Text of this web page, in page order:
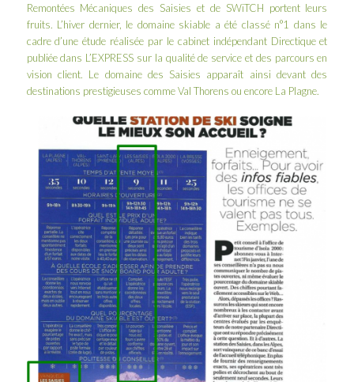
Remontées Mécaniques des Saisies et de SWiTCH portent leurs
fruits. L’hiver dernier, le domaine skiable a été classé n°1 dans le
cadre d’une étude réalisée par le cabinet indépendant Directiqueet
publiée dans L’EXPRESS sur la qualité de service et des parcours en
vision client. Le domaine des Saisies apparaît ainsi devant des
destinations prestigieuses comme Val Thorens ou encore La Plagne.